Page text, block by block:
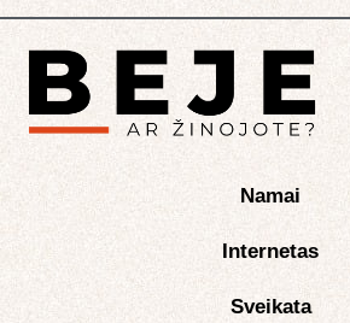
Namai
Internetas
Sveikata